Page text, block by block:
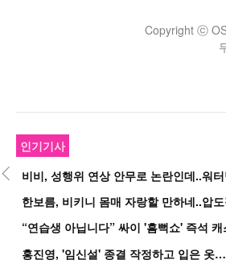
Copyright ⓒ
인기기사
한보름, 비키니 몸매 자랑할 만하네..압